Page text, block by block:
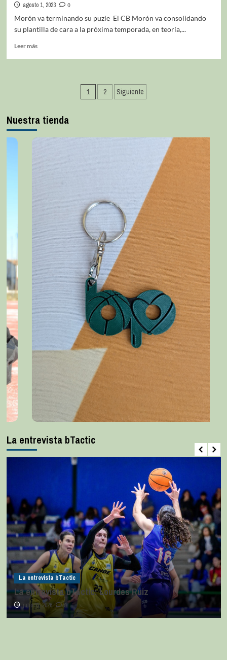
agosto 1, 2023
0
Morón va terminando su puzle El CB Morón va consolidando
su plantilla de cara a la próxima temporada, en teoría,...
Leer más
1 2 Siguiente
Nuestra tienda
La entrevista bTactic
La entrevista bTactic
La entrevista bTactic: Lourdes Ruiz
julio 11, 2026 0